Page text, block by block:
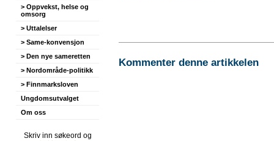
> Oppvekst, helse og
omsorg
> Uttalelser
> Same-konvensjon
> Den nye sameretten
> Nordområde-politikk
> Finnmarksloven
Ungdomsutvalget
Om oss
Skriv inn søkeord og
Kommenter denne artikkelen